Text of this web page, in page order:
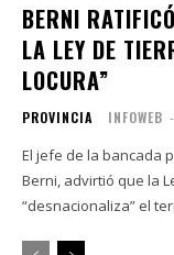
BERNI
LA LEY DE
LOCURA”
PROVINCIA INFOWEB -
El jefe de la bancada
Berni, advirtió que la
“desnacionaliza” el